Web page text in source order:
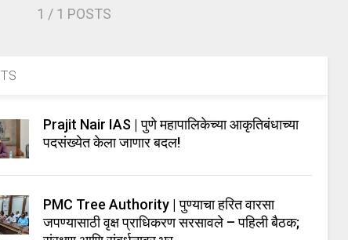
1 / 1 POSTS
Prajit Nair IAS | पुणे महापालिकेच्या आकृतिबंधाच्या
पदसंख्येत केला जाणार बदल!
PMC Tree Authority | पुण्याचा हरित वारसा
जपण्यासाठी वृक्ष प्राधिकरण सरसावले – पहिली बैठक;